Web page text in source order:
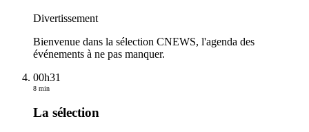
Divertissement
Bienvenue dans la sélection CNEWS, l'agenda des
événements à ne pas manquer.
00h31
8 min
La sélection